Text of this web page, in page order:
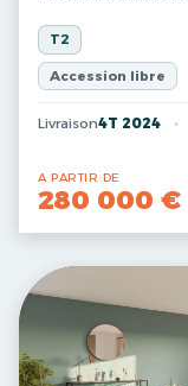
T2
Accession libre
Livraison4T 2024
A PARTIR DE
280 000 €